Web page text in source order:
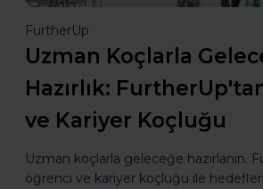
FurtherUp
Uzman Koçlarla
Hazırlık:
ve Kariyer Koçluğu
Uzman koçlarla geleceğe hazırlanın.
öğrenci ve kariyer koçluğu ile